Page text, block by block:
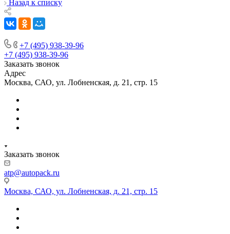
Назад к списку
+7 (495) 938-39-96
+7 (495) 938-39-96
Заказать звонок
Адрес
Москва, САО, ул. Лобненская, д. 21, стр. 15
Заказать звонок
atp@autopack.ru
Москва, САО, ул. Лобненская, д. 21, стр. 15